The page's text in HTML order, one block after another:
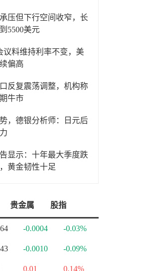
压但下行空间收窄，长
5500美元
议料维持利率不变，美
偏高
反复震荡调整，机构称
牛市
，德银分析师：日元后
显示：十年最大季度跌
黄金韧性十足
贵金属 股指
-0.0004 -0.03%
-0.0010 -0.09%
0.01 0.14%